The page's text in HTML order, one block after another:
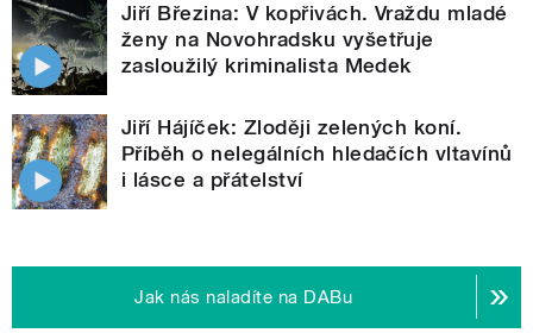
Jiří Březina: V kopřivách. Vraždu mladé
ženy na Novohradsku vyšetřuje
zasloužilý kriminalista Medek
Jiří Hájíček: Zloději zelených koní.
Příběh o nelegálních hledačích vltavínů
i lásce a přátelství
Jak nás naladíte na DABu